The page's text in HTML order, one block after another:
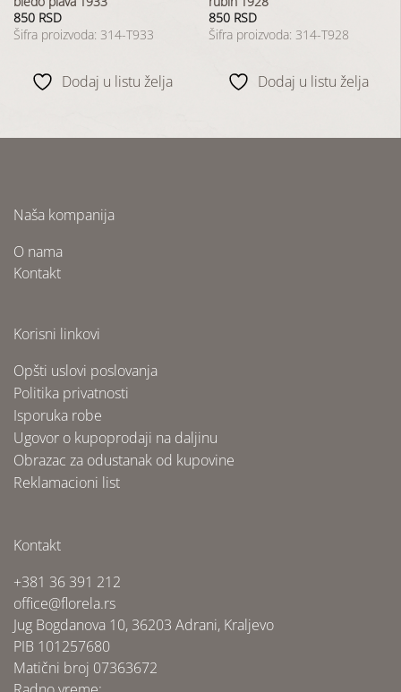
850 RSD
Šifra proizvoda: 314-T933
Dodaj u listu želja
850 RSD
Šifra proizvoda: 314-T928
Dodaj u listu želja
Naša kompanija
O nama
Kontakt
Korisni linkovi
Opšti uslovi poslovanja
Politika privatnosti
Isporuka robe
Ugovor o kupoprodaji na daljinu
Obrazac za odustanak od kupovine
Reklamacioni list
Kontakt
+381 36 391 212
office@florela.rs
Jug Bogdanova 10, 36203 Adrani, Kraljevo
PIB 101257680
Matični broj 07363672